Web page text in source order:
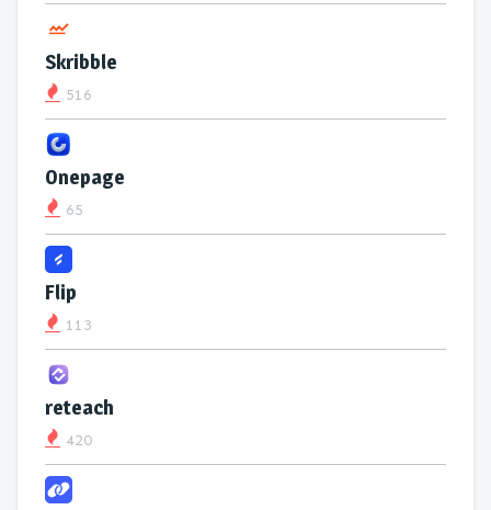
Skribble
516
Onepage
65
Flip
113
reteach
420